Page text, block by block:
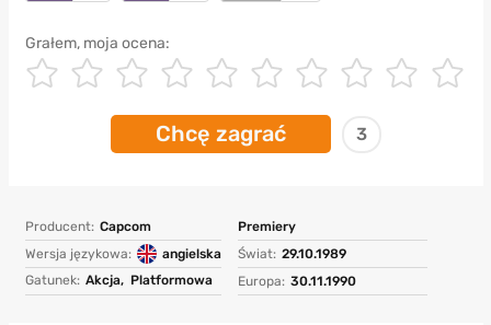
Grałem, moja ocena:
Chcę zagrać 3
Producent: Capcom
Wersja językowa:
angielska
Gatunek: Akcja, Platformowa
Premiery
Świat: 29.10.1989
Europa: 30.11.1990